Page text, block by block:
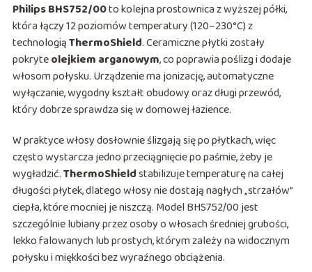
Philips BHS752/00to kolejna prostownica z wyższej półki,
która łączy 12 poziomów temperatury (120–230°C) z
technologiąThermoShield. Ceramiczne płytki zostały
pokryteolejkiem arganowym, co poprawia poślizg i dodaje
włosom połysku. Urządzenie ma jonizację, automatyczne
wyłączanie, wygodny kształt obudowy oraz długi przewód,
który dobrze sprawdza się w domowej łazience.
W praktyce włosy dosłownie ślizgają się po płytkach, więc
często wystarcza jedno przeciągnięcie po paśmie, żeby je
wygładzić.ThermoShieldstabilizuje temperaturę na całej
długości płytek, dlatego włosy nie dostają nagłych „strzałów”
ciepła, które mocniej je niszczą. Model BHS752/00 jest
szczególnie lubiany przez osoby o włosach średniej grubości,
lekko falowanych lub prostych, którym zależy na widocznym
połysku i miękkości bez wyraźnego obciążenia.